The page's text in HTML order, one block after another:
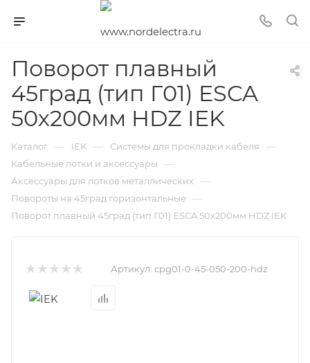
Поворот плавный
45град (тип Г01) ESCA
50х200мм HDZ IEK
Каталог — IEK — Системы для прокладки кабеля —
Кабельные лотки и аксессуары —
Аксессуары для лотков металлических —
Повороты на 45град горизонтальные —
Поворот плавный 45град (тип Г01) ESCA 50х200мм HDZ IEK
Артикул: cpg01-0-45-050-200-hdz